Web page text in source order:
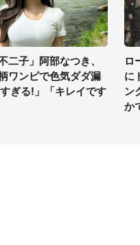
二子」阿部なつき、
ワンピで色気ダダ漏
ぎる!」「キレイです
ロ
に
ン
か